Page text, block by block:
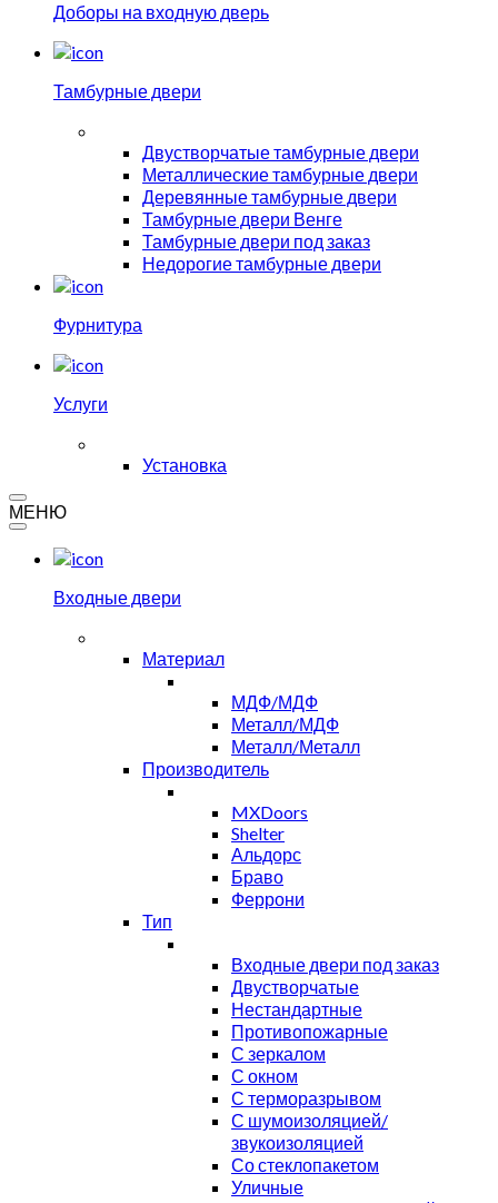
Доборы на входную дверь
Тамбурные двери
Двустворчатые тамбурные двери
Металлические тамбурные двери
Деревянные тамбурные двери
Тамбурные двери Венге
Тамбурные двери под заказ
Недорогие тамбурные двери
Фурнитура
Услуги
Установка
МЕНЮ
Входные двери
Материал
МДФ/МДФ
Металл/МДФ
Металл/Металл
Производитель
MXDoors
Shelter
Альдорс
Браво
Феррони
Тип
Входные двери под заказ
Двустворчатые
Нестандартные
Противопожарные
С зеркалом
С окном
С терморазрывом
С шумоизоляцией/
звукоизоляцией
Со стеклопакетом
Уличные